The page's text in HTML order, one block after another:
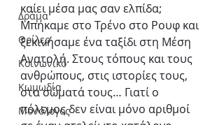
Δράμα
Θρίλερ
Κοινωνικό
Κωμωδία
Μονόλογος
καίει μέσα μας σαν ελπίδα;
Μπήκαμε στο Τρένο στο Ρουφ και
ξεκινήσαμε ένα ταξίδι στη Μέση
Ανατολή. Στους τόπους και τους
ανθρώπους, στις ιστορίες τους,
στα σώματά τους… Γιατί ο
πόλεμος δεν είναι μόνο αριθμοί